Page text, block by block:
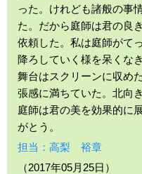
った。けれども諸般の事
た。だから庭師は君の良
依頼した。私は庭師がて
降ろしていく様を呆くな
舞台はスクリーンに収め
張感に満ちていた。北向
庭師は君の美を効果的に
がとう。
担当：高梨 裕章
（2017年05月25日）